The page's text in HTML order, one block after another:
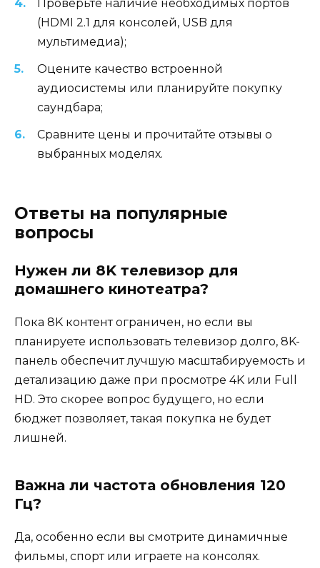
Проверьте наличие необходимых портов
(HDMI 2.1 для консолей, USB для
мультимедиа);
Оцените качество встроенной
аудиосистемы или планируйте покупку
саундбара;
Сравните цены и прочитайте отзывы о
выбранных моделях.
Ответы на популярные
вопросы
Нужен ли 8K телевизор для
домашнего кинотеатра?
Пока 8K контент ограничен, но если вы
планируете использовать телевизор долго, 8K-
панель обеспечит лучшую масштабируемость и
детализацию даже при просмотре 4K или Full
HD. Это скорее вопрос будущего, но если
бюджет позволяет, такая покупка не будет
лишней.
Важна ли частота обновления 120
Гц?
Да, особенно если вы смотрите динамичные
фильмы, спорт или играете на консолях.